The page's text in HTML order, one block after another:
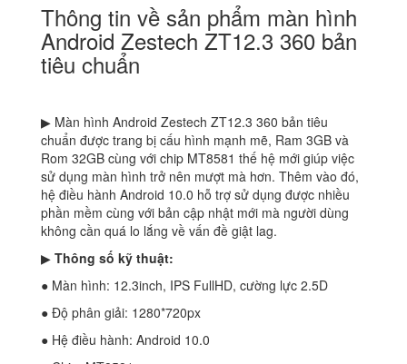
Thông tin về sản phẩm màn hình
Android Zestech ZT12.3 360 bản
tiêu chuẩn
▶ Màn hình Android Zestech ZT12.3 360 bản tiêu
chuẩn được trang bị cấu hình mạnh mẽ, Ram 3GB và
Rom 32GB cùng với chip MT8581 thế hệ mới giúp việc
sử dụng màn hình trở nên mượt mà hơn. Thêm vào đó,
hệ điều hành Android 10.0 hỗ trợ sử dụng được nhiều
phần mềm cùng với bản cập nhật mới mà người dùng
không cần quá lo lắng về vấn đề giật lag.
▶ Thông số kỹ thuật:
● Màn hình: 12.3inch, IPS FullHD, cường lực 2.5D
● Độ phân giải: 1280*720px
● Hệ điều hành: Android 10.0